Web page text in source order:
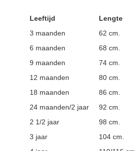
Leeftijd Lengte
3 maanden
62 cm.
6 maanden
68 cm.
9 maanden
74 cm.
12 maanden
80 cm.
18 maanden
86 cm.
24 maanden/2 jaar
92 cm.
2 1/2 jaar
98 cm.
3 jaar
104 cm.